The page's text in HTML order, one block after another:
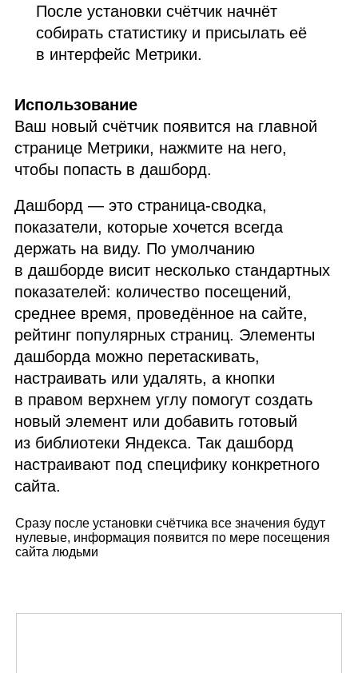
После установки счётчик начнёт
собирать статистику и присылать её
в интерфейс Метрики.
Использование
Ваш новый счётчик появится на главной
странице Метрики, нажмите на него,
чтобы попасть в дашборд.
Дашборд — это страница‑сводка,
показатели, которые хочется всегда
держать на виду. По умолчанию
в дашборде висит несколько стандартных
показателей: количество посещений,
среднее время, проведённое на сайте,
рейтинг популярных страниц. Элементы
дашборда можно перетаскивать,
настраивать или удалять, а кнопки
в правом верхнем углу помогут создать
новый элемент или добавить готовый
из библиотеки Яндекса. Так дашборд
настраивают под специфику конкретного
сайта.
Сразу после установки счётчика все значения будут
нулевые, информация появится по мере посещения
сайта людьми